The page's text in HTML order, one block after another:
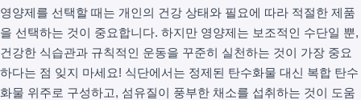
영양제를 선택할 때는 개인의 건강 상태와 필요에 따라 적절한 제품
을 선택하는 것이 중요합니다. 하지만 영양제는 보조적인 수단일 뿐,
건강한 식습관과 규칙적인 운동을 꾸준히 실천하는 것이 가장 중요
하다는 점 잊지 마세요! 식단에서는 정제된 탄수화물 대신 복합 탄수
화물 위주로 구성하고, 섬유질이 풍부한 채소를 섭취하는 것이 도움